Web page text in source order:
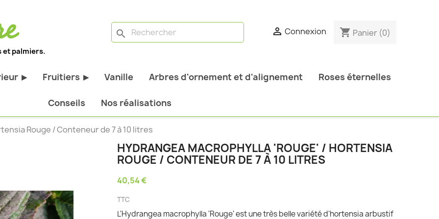
et palmiers.
search  Connexion shopping_cart Panier (0)
▶
d'extérieur
Fruitiers ▶
Tous les fruitiers
Arbres et arbustes fruitiers
Agrumes
Vanille Arbres d'ornement et d'alignement Roses éternelles
Conseils Nos réalisations
Rouge / Conteneur de 7 à 10 litres
HYDRANGEA MACROPHYLLA 'ROUGE' / HORTENSIA
ROUGE / CONTENEUR DE 7 À 10 LITRES
40,54 €
TTC
L'Hydrangea macrophylla 'Rouge' est une très belle variété d'hortensia arbustif